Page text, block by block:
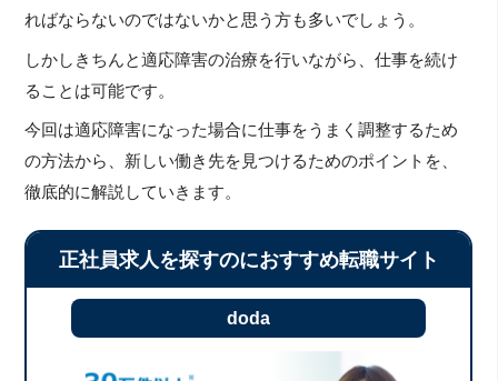
ればならないのではないかと思う方も多いでしょう。
しかしきちんと適応障害の治療を行いながら、仕事を続け
ることは可能です。
今回は適応障害になった場合に仕事をうまく調整するため
の方法から、新しい働き先を見つけるためのポイントを、
徹底的に解説していきます。
正社員求人を探すのにおすすめ転職サイト
doda